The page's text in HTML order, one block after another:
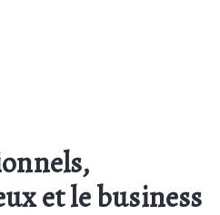
et le business